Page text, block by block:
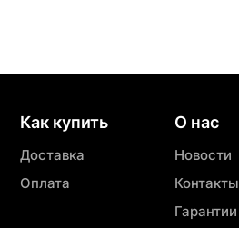
Как купить
Доставка
Оплата
О нас
Новости
Контакты
Гарантии